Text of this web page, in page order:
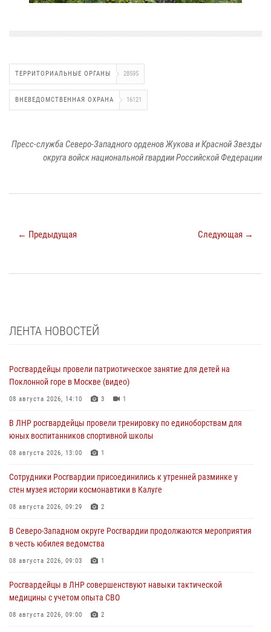
ТЕРРИТОРИАЛЬНЫЕ ОРГАНЫ 28595
ВНЕВЕДОМСТВЕННАЯ ОХРАНА 16121
Пресс-служба Северо-Западного орденов Жукова и Красной Звезды
округа войск национальной гвардии Российской Федерации
← Предыдущая Следующая →
ЛЕНТА НОВОСТЕЙ
Росгвардейцы провели патриотическое занятие для детей на
Поклонной горе в Москве (видео)
08 августа 2026, 14:10 3 1
В ЛНР росгвардейцы провели тренировку по единоборствам для
юных воспитанников спортивной школы
08 августа 2026, 13:00 1
Сотрудники Росгвардии присоединились к утренней разминке у
стен музея истории космонавтики в Калуге
08 августа 2026, 09:29 2
В Северо-Западном округе Росгвардии продолжаются мероприятия
в честь юбилея ведомства
08 августа 2026, 09:03 1
Росгвардейцы в ЛНР совершенствуют навыки тактической
медицины с учетом опыта СВО
08 августа 2026, 09:00 2